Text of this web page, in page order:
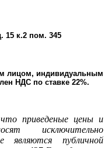
15 к.2 пом. 345
лицом, индивидуальным
НДС по ставке 22%.
приведеные цены и
исключительно
являютcя публичнoй